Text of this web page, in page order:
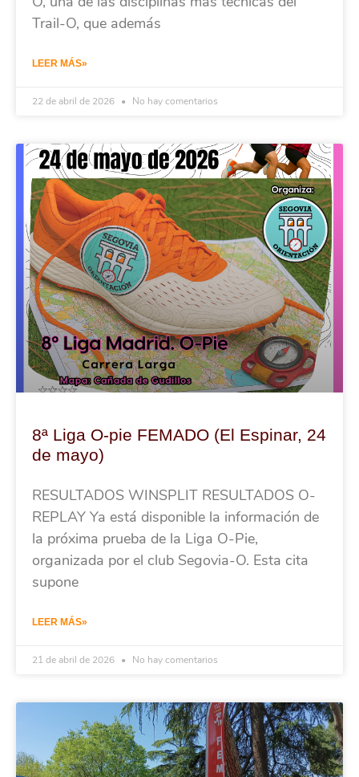
Trail-O, que además
LEER MÁS»
22 de abril de 2026 No hay comentarios
8ª Liga O-pie FEMADO (El Espinar, 24
de mayo)
RESULTADOS WINSPLIT RESULTADOS O-
REPLAY Ya está disponible la información de
la próxima prueba de la Liga O-Pie,
organizada por el club Segovia-O. Esta cita
supone
LEER MÁS»
21 de abril de 2026 No hay comentarios